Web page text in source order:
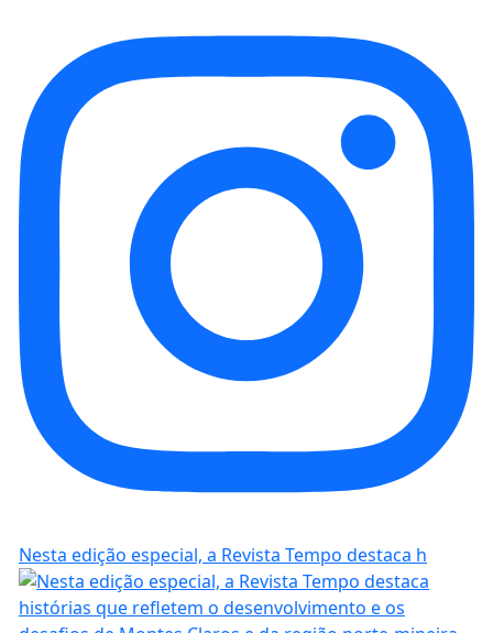
Nesta edição especial, a Revista Tempo destaca h